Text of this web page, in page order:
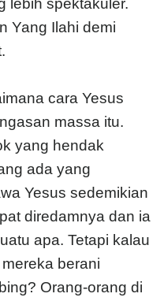
Yang Ilahi demi
cara Yesus
massa itu.
yang hendak
ada yang
Yesus sedemikian
diredamnya dan ia
apa. Tetapi kalau
berani
Orang-orang di